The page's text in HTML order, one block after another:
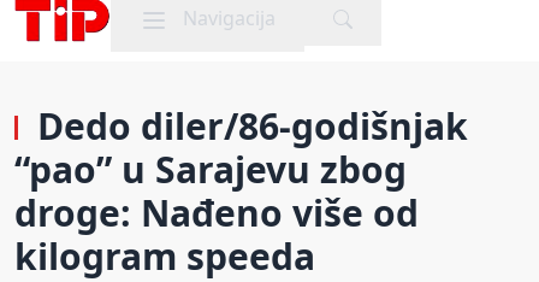
Mobile menu
Navigacija
Dedo diler/86-godišnjak
“pao” u Sarajevu zbog
droge: Nađeno više od
kilogram speeda